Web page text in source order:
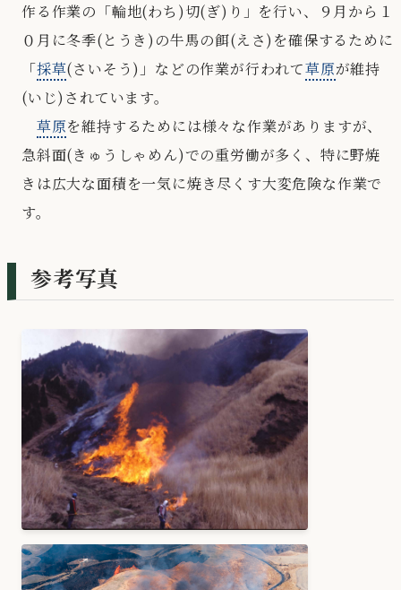
作る作業の「輪地(わち)切(ぎ)り」を行い、９月から１
０月に冬季(とうき)の牛馬の餌(えさ)を確保するために
「採草(さいそう)」などの作業が行われて草原が維持
(いじ)されています。
草原を維持するためには様々な作業がありますが、
急斜面(きゅうしゃめん)での重労働が多く、特に野焼
きは広大な面積を一気に焼き尽くす大変危険な作業で
す。
参考写真